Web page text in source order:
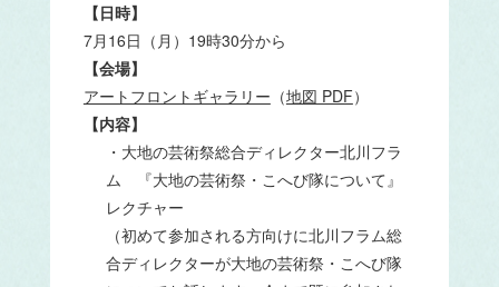
【日時】
7月16日（月）19時30分から
【会場】
アートフロントギャラリー （地図 PDF）
【内容】
・大地の芸術祭総合ディレクター北川フラ
ム 『大地の芸術祭・こへび隊について』
レクチャー
（初めて参加される方向けに北川フラム総
合ディレクターが大地の芸術祭・こへび隊